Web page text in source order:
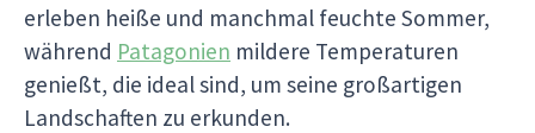
erleben heiße und manchmal feuchte Sommer,
während Patagonien mildere Temperaturen
genießt, die ideal sind, um seine großartigen
Landschaften zu erkunden.